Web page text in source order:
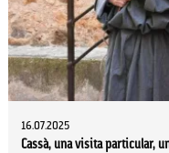
16.07.2025
Cassà, una visita particular,